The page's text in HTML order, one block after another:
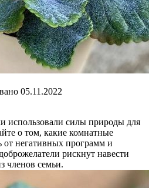
05.11.2022
использовали силы природы для
о том, какие комнатные
от негативных программ и
рискнут навести
членов семьи.